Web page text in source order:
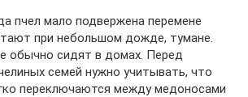
пчел мало подвержена перемене
при небольшом дожде, тумане.
обычно сидят в домах. Перед
семей нужно учитывать, что
переключаются между медоносами